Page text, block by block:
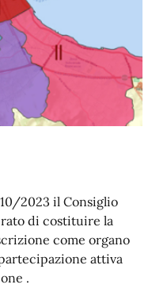
2023 il Consiglio
di costituire la
come organo
attiva
.